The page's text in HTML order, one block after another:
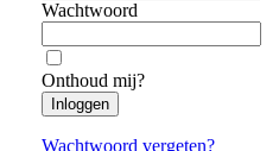
Wachtwoord
Onthoud mij?
Inloggen
Wachtwoord vergeten?